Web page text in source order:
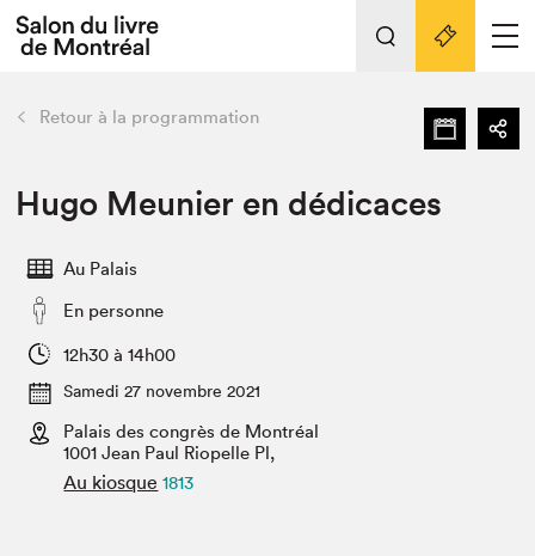
Espace médias
Espace exposant⋅e⋅s
Tout sur l'édition 2022
Actualités
Vidéos et Balados
Club de lecture Braindate
retour Nos activités
Édition 2022
Planifier sa visite
Projets partenaires 2022
Archives
Liens pratiques
Retour à la programmation
Hugo Meunier en dédicaces
Au Palais
En personne
12h30 à 14h00
Samedi 27 novembre 2021
Palais des congrès de Montréal
1001 Jean Paul Riopelle Pl,
Au kiosque 1813